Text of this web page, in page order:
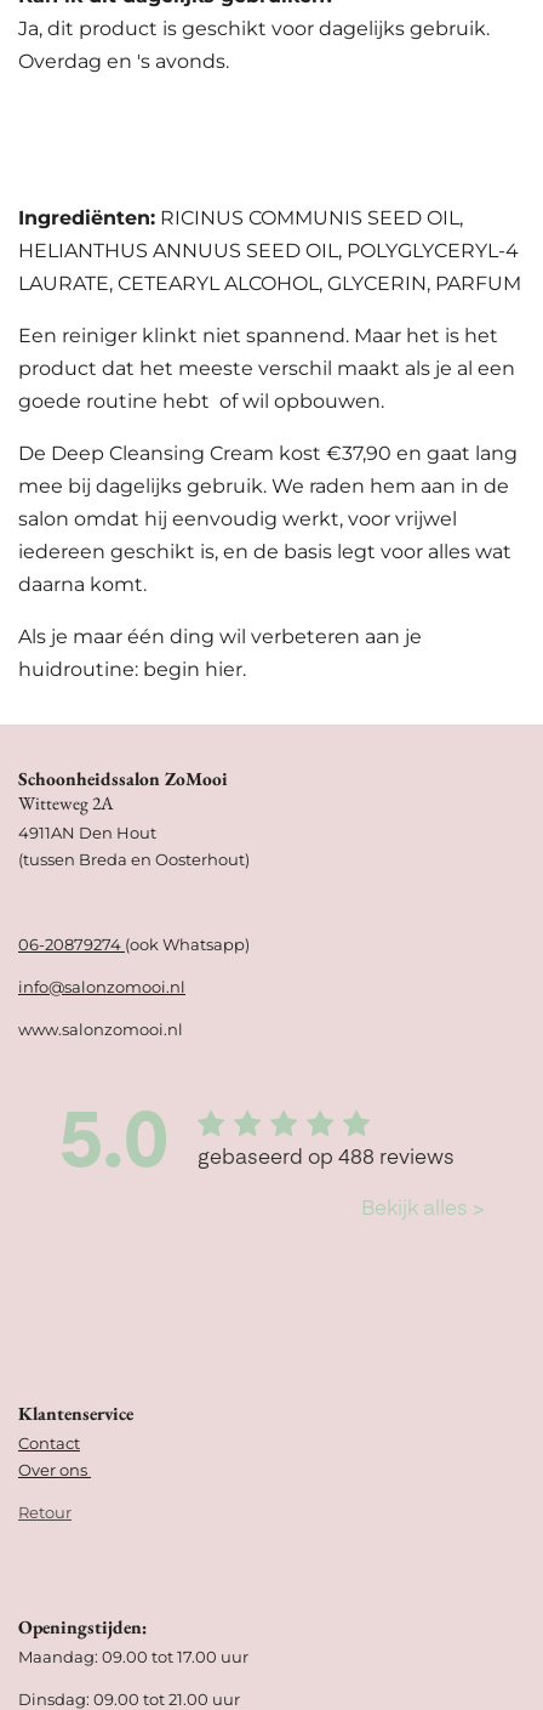
Ja, dit product is geschikt voor dagelijks gebruik.
Overdag en 's avonds.
Ingrediënten: RICINUS COMMUNIS SEED OIL,
HELIANTHUS ANNUUS SEED OIL, POLYGLYCERYL-4
LAURATE, CETEARYL ALCOHOL, GLYCERIN, PARFUM
Een reiniger klinkt niet spannend. Maar het is het
product dat het meeste verschil maakt als je al een
goede routine hebt of wil opbouwen.
De Deep Cleansing Cream kost €37,90 en gaat lang
mee bij dagelijks gebruik. We raden hem aan in de
salon omdat hij eenvoudig werkt, voor vrijwel
iedereen geschikt is, en de basis legt voor alles wat
daarna komt.
Als je maar één ding wil verbeteren aan je
huidroutine: begin hier.
Schoonheidssalon ZoMooi
Witteweg 2A
4911AN Den Hout
(tussen Breda en Oosterhout)
06-20879274 (ook Whatsapp)
info@salonzomooi.nl
www.salonzomooi.nl
Klantenservice
Contact
Over ons
Retour
Openingstijden:
Maandag: 09.00 tot 17.00 uur
Dinsdag: 09.00 tot 21.00 uur